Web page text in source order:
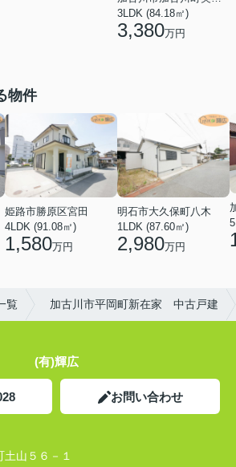
3LDK (84.18㎡)
3,380万円
物件
姫路市勝原区宮田
4LDK (91.08㎡)
1,580万円
明石市大久保町八木
1LDK (87.60㎡)
2,980万円
覧 加古川市平岡町新在家 中古戸建
(有)輝広
お問い合わせ
山５６－１